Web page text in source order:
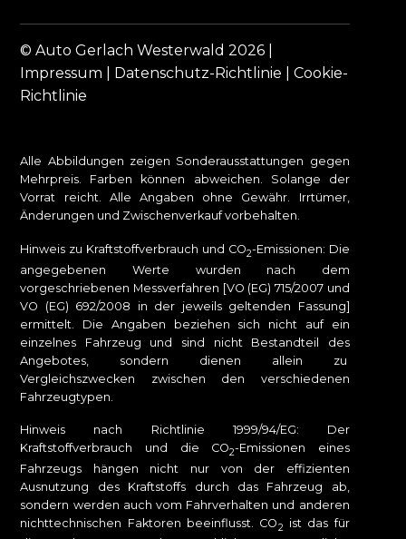
© Auto Gerlach Westerwald 2026 |
Impressum
Datenschutz-Richtlinie |Cookie-
Richtlinie
Alle Abbildungen zeigen Sonderausstattungen gegen
Mehrpreis. Farben können abweichen. Solange der
Vorrat reicht. Alle Angaben ohne Gewähr. Irrtümer,
Änderungen und Zwischenverkauf vorbehalten.
Hinweis zu Kraftstoffverbrauch und CO2-Emissionen: Die
angegebenen Werte wurden nach dem
vorgeschriebenen Messverfahren [VO (EG) 715/2007 und
VO (EG) 692/2008 in der jeweils geltenden Fassung]
ermittelt. Die Angaben beziehen sich nicht auf ein
einzelnes Fahrzeug und sind nicht Bestandteil des
Angebotes, sondern dienen allein zu
Vergleichszwecken zwischen den verschiedenen
Fahrzeugtypen.
Hinweis nach Richtlinie 1999/94/EG: Der
Kraftstoffverbrauch und die CO2-Emissionen eines
Fahrzeugs hängen nicht nur von der effizienten
Ausnutzung des Kraftstoffs durch das Fahrzeug ab,
sondern werden auch vom Fahrverhalten und anderen
nichttechnischen Faktoren beeinflusst. CO2
ist das für